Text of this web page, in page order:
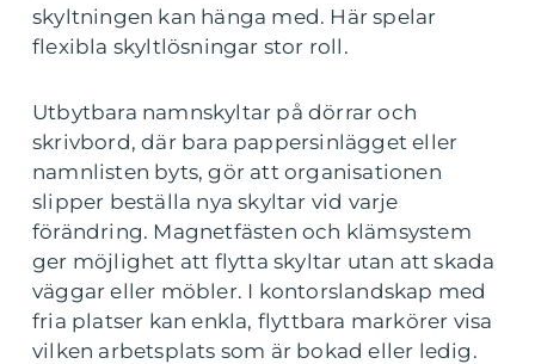
skyltningen kan hänga med. Här spelar
flexibla skyltlösningar stor roll.
Utbytbara namnskyltar på dörrar och
skrivbord, där bara pappersinlägget eller
namnlisten byts, gör att organisationen
slipper beställa nya skyltar vid varje
förändring. Magnetfästen och klämsystem
ger möjlighet att flytta skyltar utan att skada
väggar eller möbler. I kontorslandskap med
fria platser kan enkla, flyttbara markörer visa
vilken arbetsplats som är bokad eller ledig.